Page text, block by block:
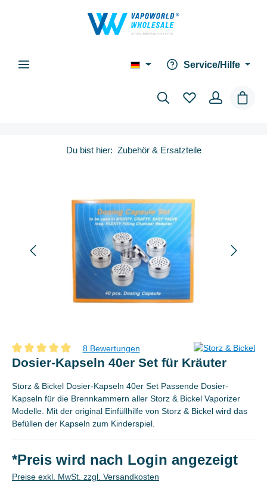
Service/Hilfe
Du bist hier: Zubehör & Ersatzteile
Durchschnittliche Bewertung von 4.8 von 5 Sternen
8 Bewertungen
Dosier-Kapseln 40er Set für Kräuter
Storz & Bickel Dosier-Kapseln 40er Set Passende Dosier-
Kapseln für die Brennkammern aller Storz & Bickel Vaporizer
Modelle. Mit der original Einfüllhilfe von Storz & Bickel wird das
Befüllen der Kapseln zum Kinderspiel.
*Preis wird nach Login angezeigt
Preise exkl. MwSt. zzgl. Versandkosten